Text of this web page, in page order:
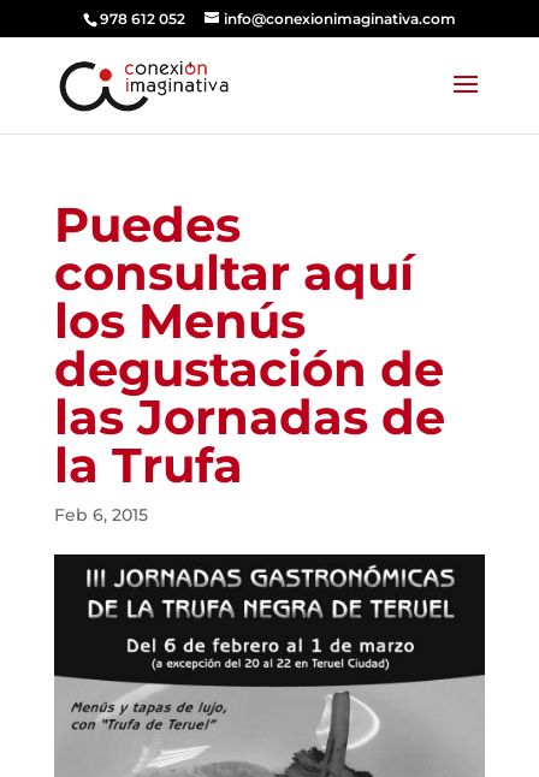
978 612 052 info@conexionimaginativa.com
Puedes
consultar aquí
los Menús
degustación de
las Jornadas de
la Trufa
Feb 6, 2015